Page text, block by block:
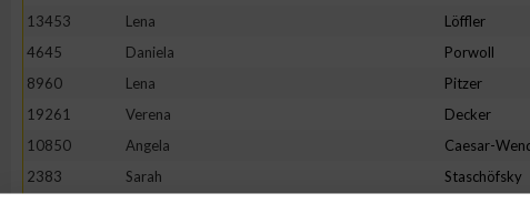
13453
Lena Löffler
4645
Daniela Porwoll
8960
Lena Pitzer
19261
Verena Decker
10850
Angela Caesar-
2383
Sarah Staschöfsky